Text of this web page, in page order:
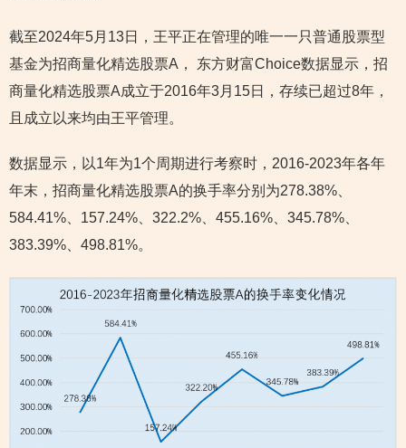
截至2024年5月13日，王平正在管理的唯一一只普通股票型
基金为招商量化精选股票A， 东方财富Choice数据显示，招
商量化精选股票A成立于2016年3月15日，存续已超过8年，
且成立以来均由王平管理。
数据显示，以1年为1个周期进行考察时，2016-2023年各年
年末，招商量化精选股票A的换手率分别为278.38%、
584.41%、157.24%、322.2%、455.16%、345.78%、
383.39%、498.81%。